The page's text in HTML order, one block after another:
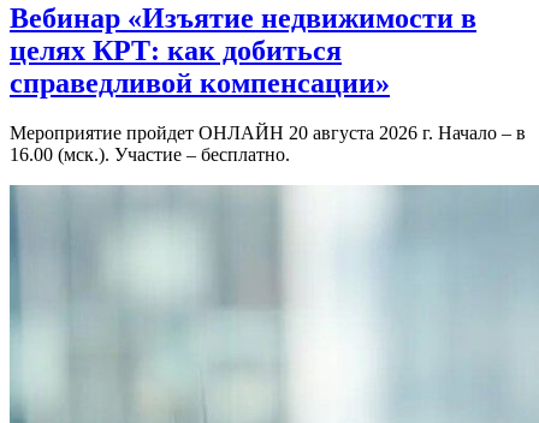
Вебинар «Изъятие недвижимости в
целях КРТ: как добиться
справедливой компенсации»
Мероприятие пройдет ОНЛАЙН 20 августа 2026 г. Начало – в
16.00 (мск.). Участие – бесплатно.